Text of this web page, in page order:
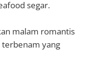
segar.
malam romantis
terbenam yang